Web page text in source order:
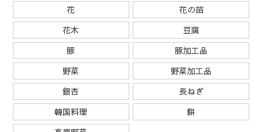
花
花の苗
花木
豆腐
豚
豚加工品
野菜
野菜加工品
銀杏
長ねぎ
韓国料理
餅